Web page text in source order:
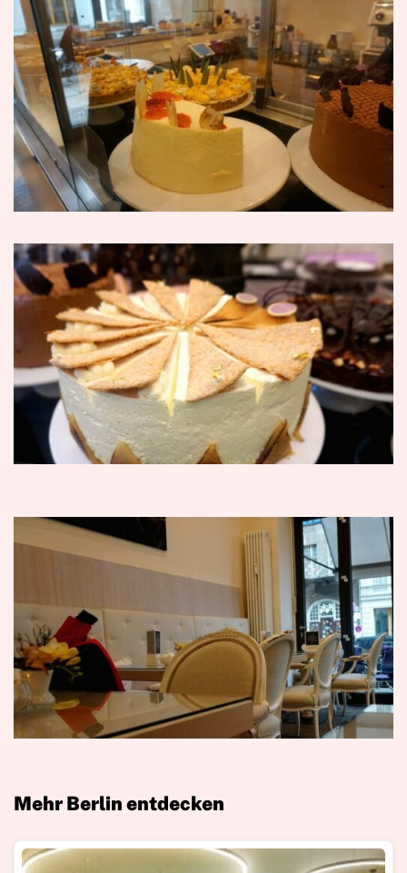
Mehr Berlin entdecken